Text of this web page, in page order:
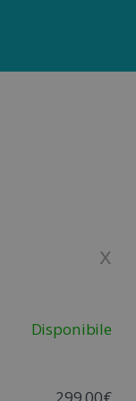
x
Disponibile